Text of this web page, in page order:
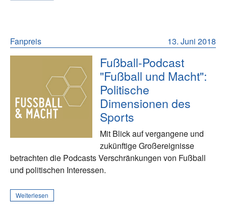
13. Juni 2018
Fanpreis
Fußball-Podcast
"Fußball und Macht":
Politische
Dimensionen des
Sports
Mit Blick auf vergangene und
zukünftige Großereignisse
betrachten die Podcasts Verschränkungen von Fußball
und politischen Interessen.
Weiterlesen